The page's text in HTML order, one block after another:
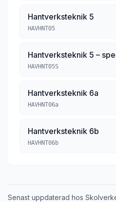
Hantverksteknik 5
HAVHNT05
Hantverksteknik 5 –
HAVHNT05S
Hantverksteknik 6a
HAVHNT06a
Hantverksteknik 6b
HAVHNT06b
Senast uppdaterad hos